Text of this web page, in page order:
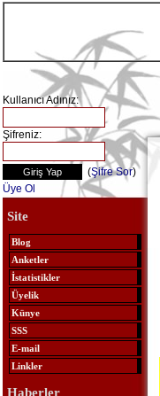
Kullanıcı Adınız:
Şifreniz:
(Şifre Sor)
Üye Ol
Site
Blog
Anketler
İstatistikler
Üyelik
Künye
SSS
E-mail
Linkler
Haberler